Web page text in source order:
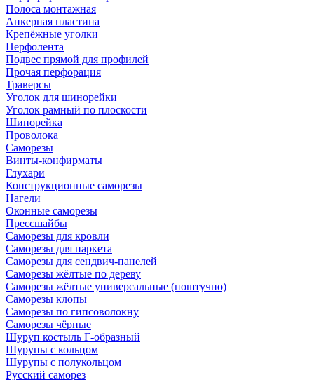
Полоса монтажная
Анкерная пластина
Крепёжные уголки
Перфолента
Подвес прямой для профилей
Прочая перфорация
Траверсы
Уголок для шинорейки
Уголок рамный по плоскости
Шинорейка
Проволока
Саморезы
Винты-конфирматы
Глухари
Конструкционные саморезы
Нагели
Оконные саморезы
Прессшайбы
Саморезы для кровли
Саморезы для паркета
Саморезы для сендвич-панелей
Саморезы жёлтые по дереву
Саморезы жёлтые универсальные (поштучно)
Саморезы клопы
Саморезы по гипсоволокну
Саморезы чёрные
Шуруп костыль Г-образный
Шурупы с кольцом
Шурупы с полукольцом
Русский саморез